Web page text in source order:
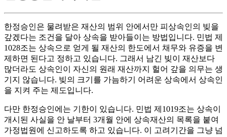
한정승인은 물려받은 재산의 범위 안에서만 피상속인의 빚을
갚겠다는 조건을 달아 상속을 받아들이는 방법입니다. 민법 제
1028조는 상속으로 얻게 될 재산의 한도에서 채무와 유증을 변
제하면 된다고 정하고 있습니다. 그래서 남긴 빚이 재산보다
많더라도 상속인이 자신의 원래 재산까지 헐어 갚을 의무는 생
기지 않습니다. 빚의 크기를 가늠하기 어려운 상속에서 상속인
을 지켜 주는 제도입니다.
다만 한정승인에는 기한이 있습니다. 민법 제1019조는 상속이
개시된 사실을 안 날부터 3개월 안에 상속재산의 목록을 붙여
가정법원에 신고하도록 하고 있습니다. 이 고려기간을 그냥 넘